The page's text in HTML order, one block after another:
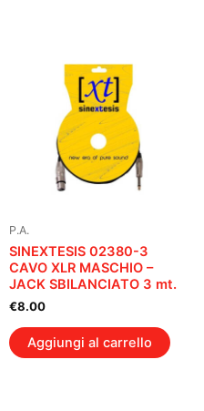
P.A.
SINEXTESIS 02380-3
CAVO XLR MASCHIO –
JACK SBILANCIATO 3 mt.
€8.00
Aggiungi al carrello